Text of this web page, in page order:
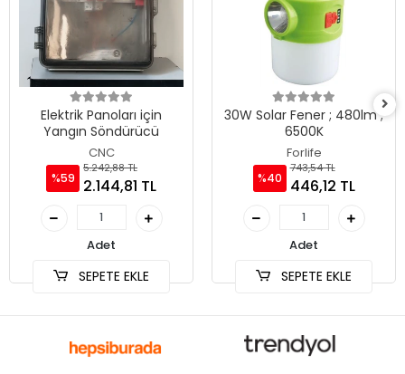
Elektrik Panoları için
Yangın Söndürücü
CNC
%59
5.242,88 TL
2.144,81 TL
Adet
SEPETE EKLE
30W Solar Fener ; 480lm ;
6500K
Forlife
%40
743,54 TL
446,12 TL
Adet
SEPETE EKLE